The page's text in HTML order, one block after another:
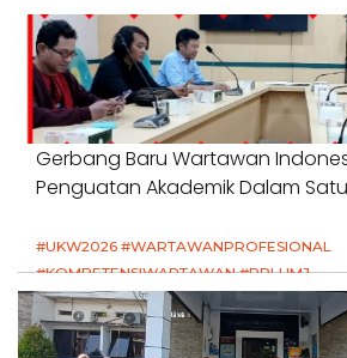
Gerbang Baru Wartawan
Penguatan Akademik Dalam
#UKW2026 #WARTAWANPROFESIONAL
#KOMPETENSIWARTAWAN #RPLUMJ
#PENDIDIKANWARTAWAN #SWINASIONAL
1 Agustus 2026